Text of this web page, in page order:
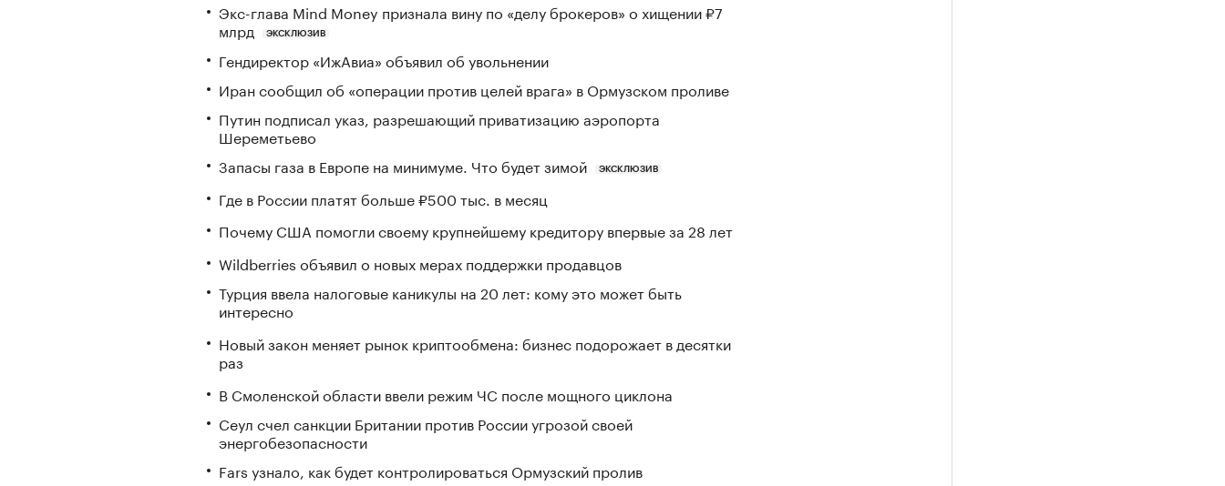
Экс-глава Mind Money признала вину по «делу брокеров» о хищении ₽7
млрд
ЭКСКЛЮЗИВ
Гендиректор «ИжАвиа» объявил об увольнении
Иран сообщил об «операции против целей врага» в Ормузском проливе
Путин подписал указ, разрешающий приватизацию аэропорта
Шереметьево
Запасы газа в Европе на минимуме. Что будет зимой
ЭКСКЛЮЗИВ
Где в России платят больше ₽500 тыс. в месяц
Почему США помогли своему крупнейшему кредитору впервые за 28 лет
Wildberries объявил о новых мерах поддержки продавцов
Турция ввела налоговые каникулы на 20 лет: кому это может быть
интересно
Новый закон меняет рынок криптообмена: бизнес подорожает в десятки
раз
В Смоленской области ввели режим ЧС после мощного циклона
Сеул счел санкции Британии против России угрозой своей
энергобезопасности
Fars узнало, как будет контролироваться Ормузский пролив